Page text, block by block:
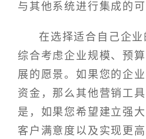
与其他系统进行集成的可
在选择适合自己企
综合考虑企业规模、预
展的愿景。如果您的企
资金，那么其他营销工
是，如果您希望建立强
客户满意度以及实现更